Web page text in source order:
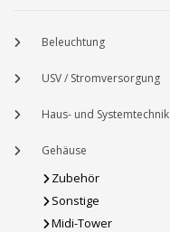
Beleuchtung
USV / Stromversorgung
Haus- und Systemtechnik
Gehäuse
Zubehör
Sonstige
Midi-Tower